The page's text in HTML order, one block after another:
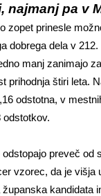
najmanj pa v
zopet prinesle
dobrega dela v
manj zanimajo
prihodnja štiri leta.
odstotna, v
odstotkov.
preveč od
vzorec, da je višja
kandidata